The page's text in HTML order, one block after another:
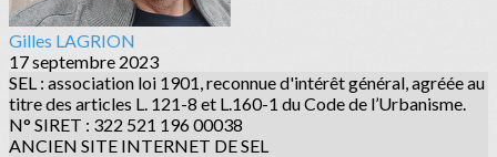
Gilles LAGRION
17 septembre 2023
SEL : association loi 1901, reconnue d'intérêt général, agréée au
titre des articles L. 121-8 et L.160-1 du Code de l’Urbanisme.
N° SIRET : 322 521 196 00038
ANCIEN SITE INTERNET DE SEL